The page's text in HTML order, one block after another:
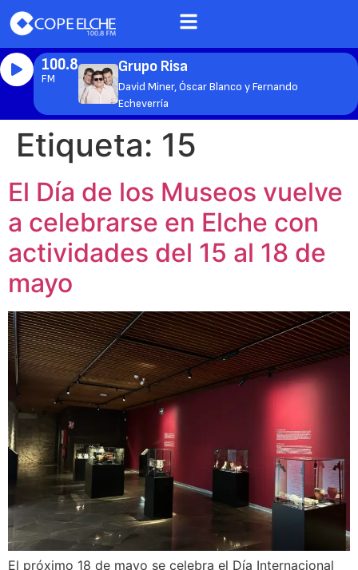
100.8
FM
Grupo Risa
David Miner, Óscar Blanco y Fernando
Echeverría
Etiqueta: 15
El Día de los Museos vuelve
a celebrarse en Elche con
actividades del 15 al 18 de
mayo
El próximo 18 de mayo se celebra el Día Internacional